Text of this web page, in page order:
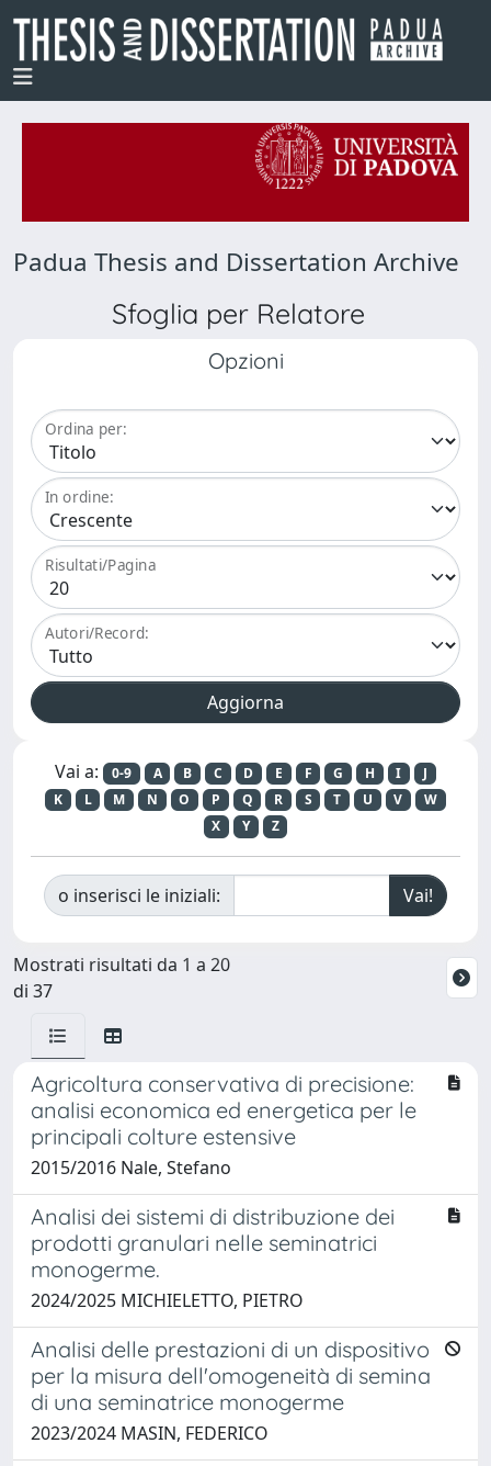
Padua Thesis and Dissertation Archive
Sfoglia per Relatore
Opzioni
Ordina per:
In ordine:
Risultati/Pagina
Autori/Record:
Vai a: 0-9 A B C D E F G H I
J
K
L M N O P Q R S T U V
W
X
Y Z
o inserisci le iniziali:
Mostrati risultati da 1 a 20
di 37
Agricoltura conservativa di precisione:
analisi economica ed energetica per le
principali colture estensive
2015/2016 Nale, Stefano
Analisi dei sistemi di distribuzione dei
prodotti granulari nelle seminatrici
monogerme.
2024/2025 MICHIELETTO, PIETRO
Analisi delle prestazioni di un dispositivo
per la misura dell'omogeneità di semina
di una seminatrice monogerme
2023/2024 MASIN, FEDERICO